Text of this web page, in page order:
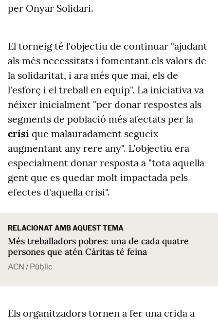
per Onyar Solidari.
El torneig té l'objectiu de continuar "ajudant
als més necessitats i fomentant els valors de
la solidaritat, i ara més que mai, els de
l'esforç i el treball en equip". La iniciativa va
néixer inicialment "per donar respostes als
segments de població més afectats per la
crisi que malauradament segueix
augmentant any rere any". L'objectiu era
especialment donar resposta a "tota aquella
gent que es quedar molt impactada pels
efectes d'aquella crisi".
RELACIONAT AMB AQUEST TEMA
Més treballadors pobres: una de cada quatre
persones que atén Càritas té feina
ACN / Públic
Els organitzadors tornen a fer una crida a